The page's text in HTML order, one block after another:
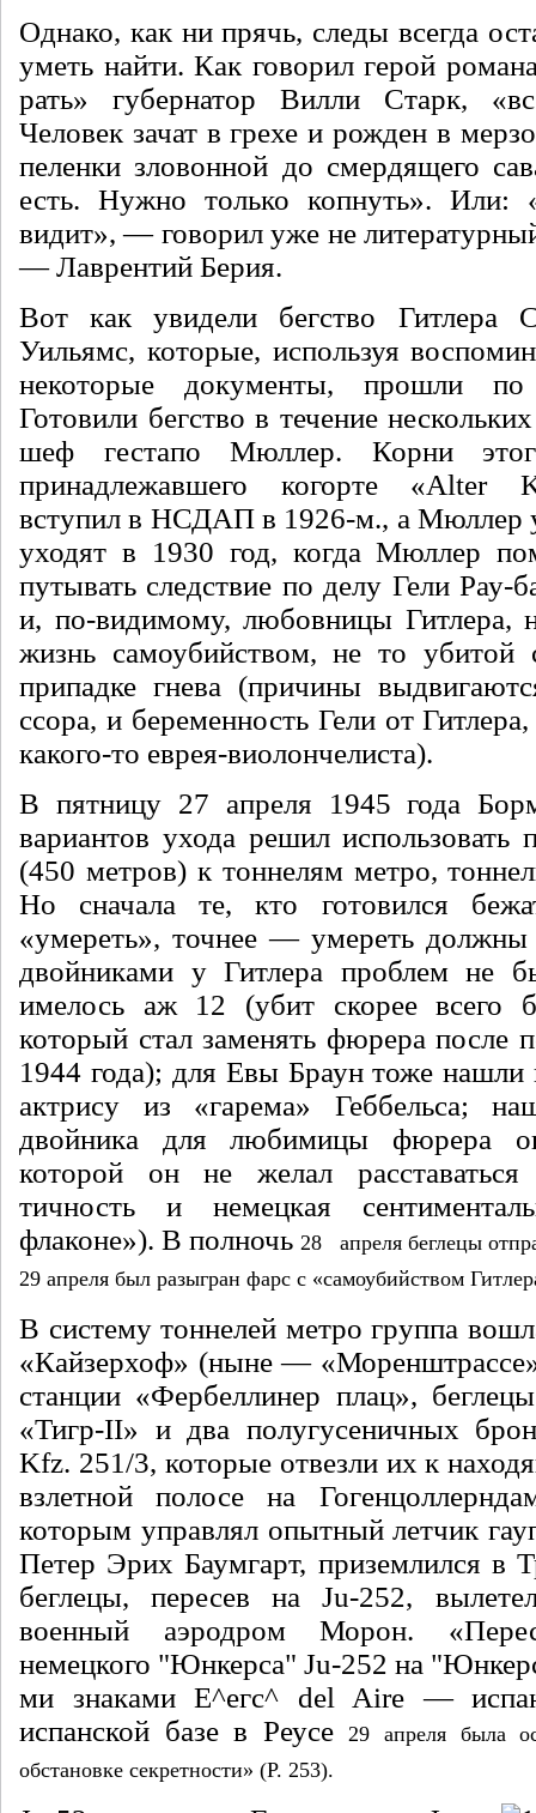
Однако, как ни прячь, следы все­гда
уметь най­ти. Как говорил герой
рать» губернатор Вилли Старк,
Человек за­чат в грехе и рожден в
пеленки зловонной до смер­дящего
есть. Нужно только копнуть». Или:
видит», — говорил уже не
— Лав­рентий Берия.
Вот как увидели бегство
Уильямс, которые, используя
некоторые документы, прошли
Готовили бегство в течение
шеф гестапо Мюллер. Корни
принадлежавше­го когорте «Alter
вступил в НСДАП в 1926-м., а Мюллер
уходят в 1930 год, когда Мюллер
путывать следствие по делу Гели
и, по-видимому, любовницы Гитлера,
жизнь самоубийством, не то уби­той
припадке гнева (причины
ссора, и беременность Гели от
какого-то ев­рея-виолончелиста).
В пятницу 27 апреля 1945 года
вариантов ухода решил использовать
(450 метров) к тоннелям метро,
Но снача­ла те, кто готовился
«умереть», точнее — умереть
двойника­ми у Гитлера проблем
имелось аж 12 (убит скорее всего
который стал заменять фюрера после
1944 года); для Евы Браун тоже
актри­су из «гарема» Геббельса;
двойника для любимицы фю­рера
которой он не желал
тичность и немецкая
флаконе»). В полночь 28 апреля беглецы
29 апреля был разыгран фарс с «самоубийством
В систему тоннелей метро группа
«Кайзерхоф» (ныне —
станции «Фербеллинер плац»,
«Тигр-II» и два полугусеничных
Kfz. 251/3, которые отвезли их к
взлет­ной полосе на
которым управлял опыт­ный летчик
Петер Эрих Баумгарт, приземлился в
беглецы, пере­сев на Ju-252,
военный аэродром Морон.
немецкого "Юнкерса" Ju-252 на
ми знаками Е^егс^ del Aire —
испанской базе в Реусе
29 апреля была
обстановке секретности» (P. 253).